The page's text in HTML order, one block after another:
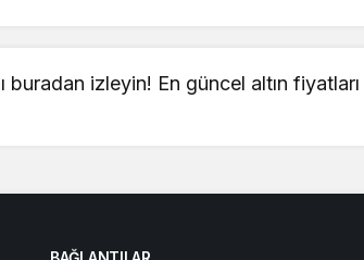
buradan izleyin! En güncel altın fiyatları